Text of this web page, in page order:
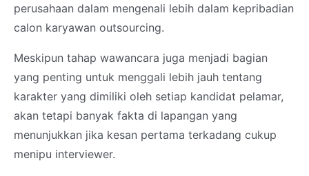
perusahaan dalam mengenali lebih dalam kepribadian
calon karyawan outsourcing.
Meskipun tahap wawancara juga menjadi bagian
yang penting untuk menggali lebih jauh tentang
karakter yang dimiliki oleh setiap kandidat pelamar,
akan tetapi banyak fakta di lapangan yang
menunjukkan jika kesan pertama terkadang cukup
menipu interviewer.